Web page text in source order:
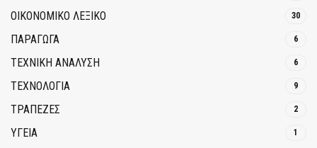
ΟΙΚΟΝΟΜΙΚΟ ΛΕΞΙΚΟ 30
ΠΑΡΑΓΩΓΑ 6
ΤΕΧΝΙΚΗ ΑΝΑΛΥΣΗ 6
ΤΕΧΝΟΛΟΓΙΑ 9
ΤΡΆΠΕΖΕΣ 2
ΥΓΕΙΑ 1